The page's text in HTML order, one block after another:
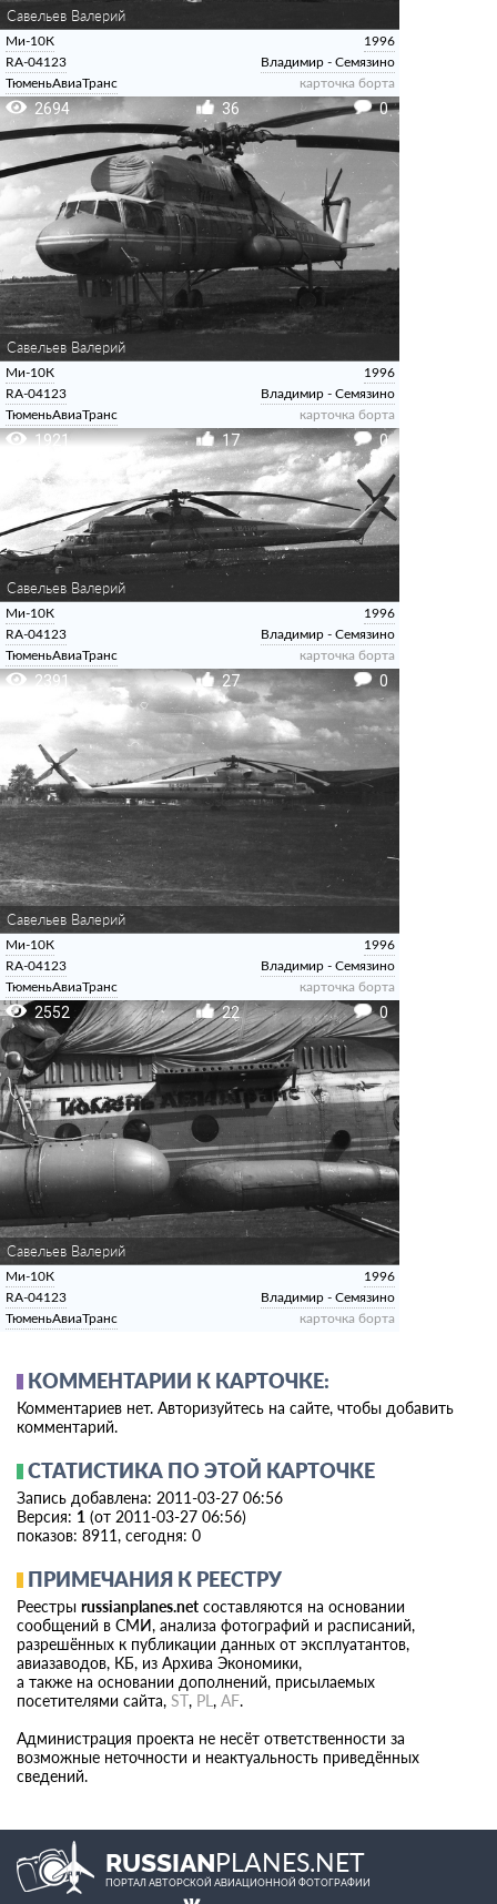
Савельев Валерий
Ми-10К
RA-04123
ТюменьАвиаТранс
1996
Владимир - Семязино
карточка борта
2694 36 0
Савельев Валерий
Ми-10К
RA-04123
ТюменьАвиаТранс
1996
Владимир - Семязино
карточка борта
1921 17 0
Савельев Валерий
Ми-10К
RA-04123
ТюменьАвиаТранс
1996
Владимир - Семязино
карточка борта
2391 27 0
Савельев Валерий
Ми-10К
RA-04123
ТюменьАвиаТранс
1996
Владимир - Семязино
карточка борта
2552 22 0
Савельев Валерий
Ми-10К
RA-04123
ТюменьАвиаТранс
1996
Владимир - Семязино
карточка борта
КОММЕНТАРИИ К КАРТОЧКЕ:
Комментариев нет. Авторизуйтесь на сайте, чтобы добавить
комментарий.
СТАТИСТИКА ПО ЭТОЙ КАРТОЧКЕ
Запись добавлена: 2011-03-27 06:56
Версия: 1 (от 2011-03-27 06:56)
показов: 8911, сегодня: 0
ПРИМЕЧАНИЯ К РЕЕСТРУ
Реестры russianplanes.net составляются на основании
сообщений в СМИ, анализа фотографий и расписаний,
разрешённых к публикации данных от эксплуатантов,
авиазаводов, КБ, из Архива Экономики,
а также на основании дополнений, присылаемых
посетителями сайта, ST, PL , AF.
Администрация проекта не несёт ответственности за
возможные неточности и неактуальность приведённых
сведений.
RUSSIANPLANES.NET
ПОРТАЛ АВТОРСКОЙ АВИАЦИОННОЙ ФОТОГРАФИИ